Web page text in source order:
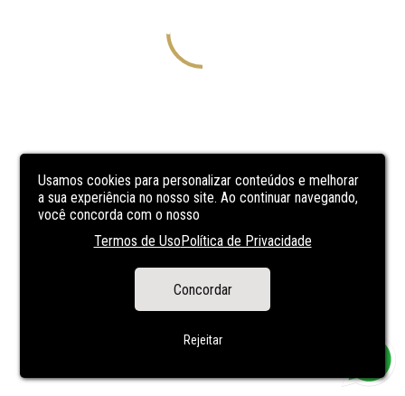
Usamos cookies para personalizar conteúdos e melhorar
a sua experiência no nosso site. Ao continuar navegando,
você concorda com o nosso
Termos de UsoPolítica de Privacidade
Concordar
Rejeitar